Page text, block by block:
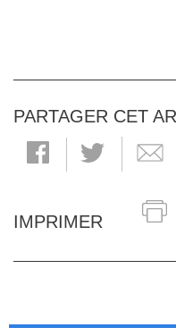
PARTAGER CET
IMPRIMER